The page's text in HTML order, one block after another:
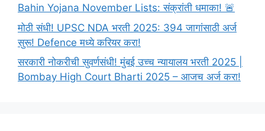
Bahin Yojana November Lists: संक्रांती धमाका! 🚨
मोठी संधी! UPSC NDA भरती 2025: 394 जागांसाठी अर्ज
सुरू! Defence मध्ये करियर करा!
सरकारी नोकरीची सुवर्णसंधी! मुंबई उच्च न्यायालय भरती 2025 |
Bombay High Court Bharti 2025 – आजच अर्ज करा!